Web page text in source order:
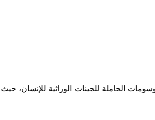
الحاملة للجينات الوراثية للإنسان،